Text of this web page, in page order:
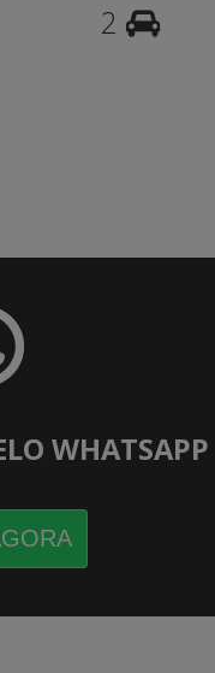
2
WHATSAPP